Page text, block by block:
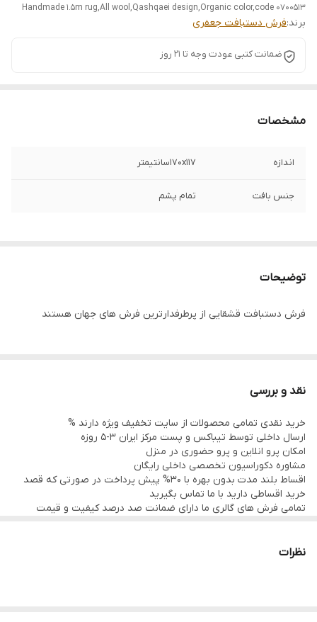
Handmade 1.5m rug,All wool,Qashqaei design,Organic color,code 0700513
برند:فرش دستبافت جعفری
ضمانت کتبی عودت وجه تا 21 روز
مشخصات
اندازه 170x117سانتیمتر
جنس بافت تمام پشم
توضیحات
فرش دستبافت قشقایی از پرطرفدارترین فرش های جهان هستند
نقد و بررسی
خرید نقدی تمامی محصولات از سایت تخفیف ویژه دارند %
ارسال داخلی توسط تیباکس و پست مرکز ایران 3-5 روزه
امکان پرو انلاین و پرو حضوری در منزل
مشاوره دکوراسیون تخصصی داخلی رایگان
اقساط بلند مدت بدون بهره با 30% پیش پرداخت در صورتی که قصد
خرید اقساطی دارید با ما تماس بگیرید
تمامی فرش های گالری ما دارای ضمانت صد درصد کیفیت و قیمت
تمامی فرشها نوبافت و کهنه بافت گالری ما سرویس شده و چرم دوزی
نظرات